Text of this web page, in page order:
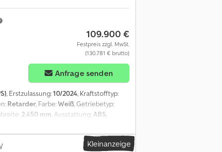
109.900 €
Festpreis zzgl. MwSt.
(130.781 € brutto)
Anfrage senden
, Erstzulassung:10/2024, Kraftstofftyp:
Retarder, Farbe:Weiß , Getriebetyp:
2.450 mm , Ausstattung: ABS,
3-Seiten-Kipper * KRAN FASSI 120 *
Kran * 3xhydr.Ausschub +(3xKleinanzeige